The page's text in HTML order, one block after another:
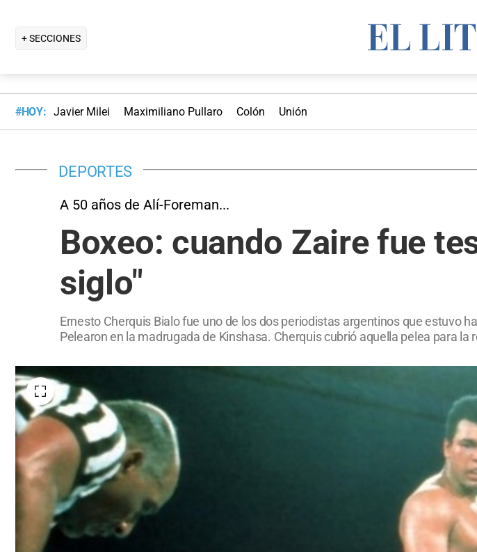
+ SECCIONES
#HOY: Javier Milei Maximiliano Pullaro Colón Unión
DEPORTES
A 50 años de Alí-Foreman...
Boxeo: cuando Zaire fue
siglo"
Ernesto Cherquis Bialo fue uno de los dos periodistas argentinos que estuvo
Pelearon en la madrugada de Kinshasa. Cherquis cubrió aquella pelea para la